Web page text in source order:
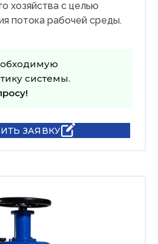
хозяйства с целью
потока рабочей среды.
системы.
ЗАЯВКУ